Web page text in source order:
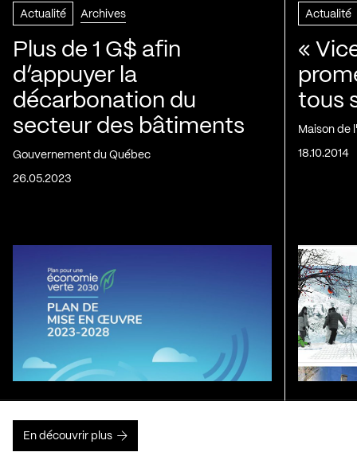
Actualité Archives
Plus de 1 G$ afin
d’appuyer la
décarbonation du
secteur des bâtiments
Gouvernement du Québec
26.05.2023
Actualité
«
tous
Maison de
18.10.2014
En découvrir plus